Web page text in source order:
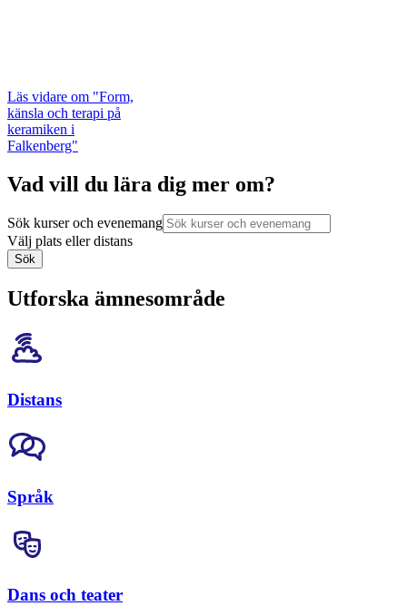
Läs vidare om "Form,
känsla och terapi på
keramiken i
Falkenberg"
Vad vill du lära dig mer om?
Sök kurser och evenemang
Välj plats eller distans
Sök
Utforska ämnesområde
Distans
Språk
Dans och teater